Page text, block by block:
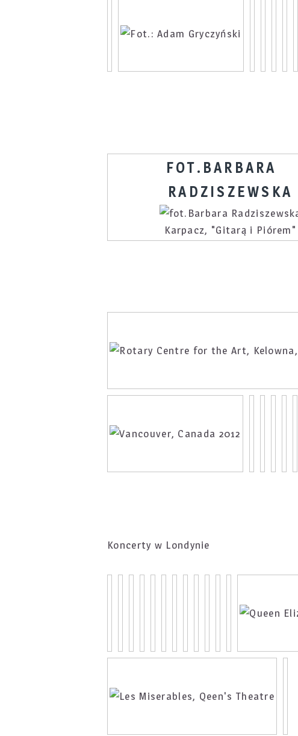
FOT.BARBARA
RADZISZEWSKA
Karpacz, "Gitarą i Piórem"
Koncerty w Londynie